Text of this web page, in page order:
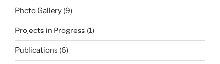
Photo Gallery (9)
Projects in Progress (1)
Publications (6)